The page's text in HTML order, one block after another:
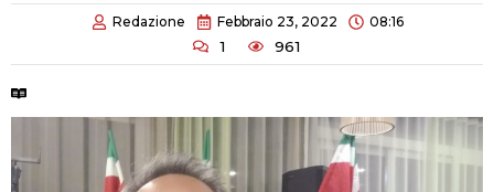
Redazione Febbraio 23, 2022 08:16
1 961